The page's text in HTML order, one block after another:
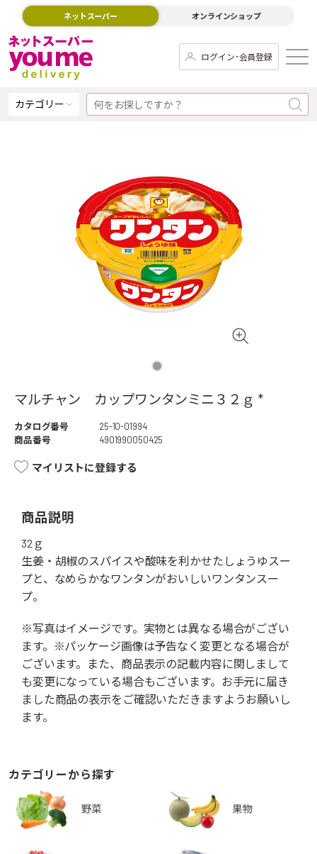
ネットスーパー オンラインショップ
ログイン･会員登録
カテゴリー
マルチャン カップワンタンミニ３２ｇ *
カタログ番号
25-10-01994
商品番号
4901990050425
マイリストに登録する
商品説明
32ｇ
生姜・胡椒のスパイスや酸味を利かせたしょうゆスー
プと、なめらかなワンタンがおいしいワンタンスー
プ。
※写真はイメージです。実物とは異なる場合がござい
ます。※パッケージ画像は予告なく変更となる場合が
ございます。また、商品表示の記載内容に関しまして
も変更になっている場合もございます。お手元に届き
ました商品の表示をご確認いただきますようお願いし
ます。
カテゴリーから探す